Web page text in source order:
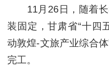
11月26日，随着长
装固定，甘肃省“十
动敦煌-文旅产业综合
完工。